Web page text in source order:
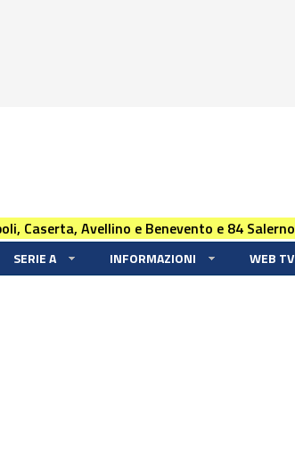
Caserta, Avellino e Benevento e 84 Salerno
SERIE A INFORMAZIONI WEB TV